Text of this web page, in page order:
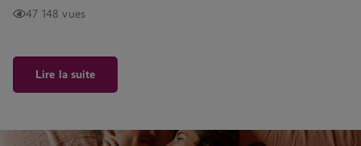
47 148 vues
Lire la suite